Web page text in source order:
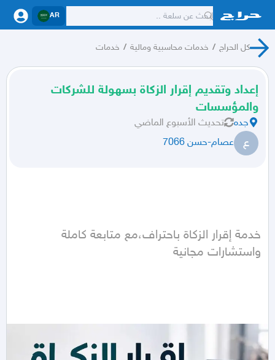
AR
كل الحراج / خدمات محاسبية ومالية / خدمات
إعداد وتقديم إقرار الزكاة بسهولة للشركات
والمؤسسات
جده تحديث الأسبوع الماضي
ع عصام-حسن 7066
واستشارات مجانية